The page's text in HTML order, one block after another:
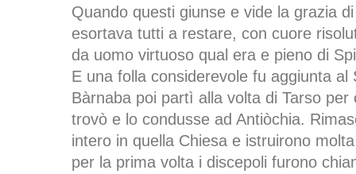
Quando questi giunse e vide la grazia
esortava tutti a restare, con cuore
da uomo virtuoso qual era e pieno di
E una folla considerevole fu aggiunta al
Bàrnaba poi partì alla volta di Tarso per
trovò e lo condusse ad Antiòchia.
intero in quella Chiesa e istruirono
per la prima volta i discepoli furono